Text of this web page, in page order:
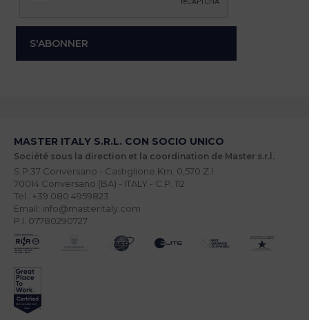
MASTER ITALY S.R.L. CON SOCIO UNICO
Société sous la direction et la coordination de Master s.r.l.
S.P.37 Conversano - Castiglione Km. 0,570 Z.I.
70014 Conversano (BA) - ITALY - C.P. 112
Tel.: +39 080 4959823
Email: info@masteritaly.com
P.I. 07780290727